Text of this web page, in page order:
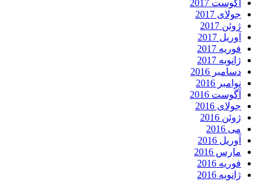
آگوست 2017
جولای 2017
ژوئن 2017
آوریل 2017
فوریه 2017
ژانویه 2017
دسامبر 2016
نوامبر 2016
آگوست 2016
جولای 2016
ژوئن 2016
می 2016
آوریل 2016
مارس 2016
فوریه 2016
ژانویه 2016